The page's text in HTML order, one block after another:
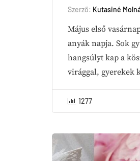
Szerző: Kutasiné
Május első
anyák napja. Sok
hangsúlyt kap a
virággal, gyerekek
1277